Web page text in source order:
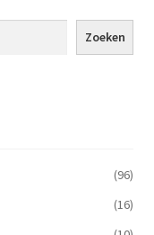
Zoeken
(96)
(16)